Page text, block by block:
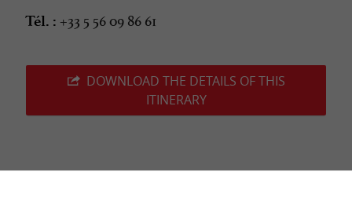
Tél. : +33 5 56 09 86 61
DOWNLOAD THE DETAILS OF THIS
ITINERARY